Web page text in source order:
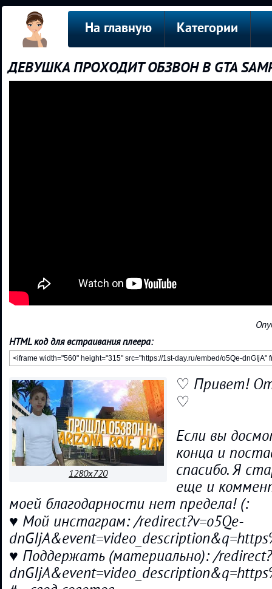
На главную Категории
ДЕВУШКА ПРОХОДИТ ОБЗВОН В GTA
HTML код для встраивания плеера:
1280x720
♡ Привет!
♡
Если вы
конца и
спасибо. Я
еще и
моей благодарности нет предела! (:
♥ Мой инстаграм: /redirect?v=o5Qe-
♥ Поддержать (материально): /